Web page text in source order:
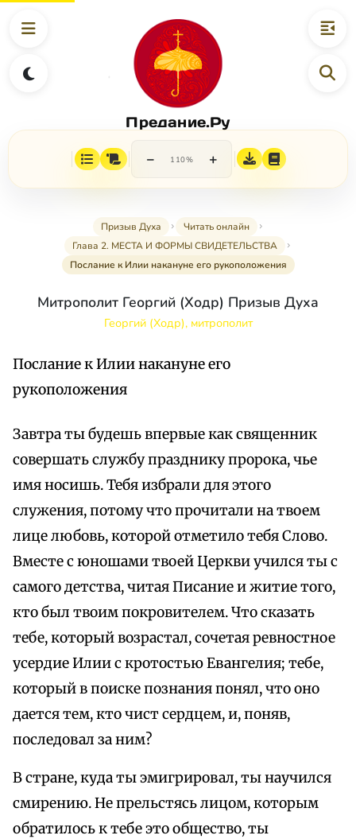
Предание.Ру
− 110% +
Призыв Духа
Читать онлайн
Глава 2. МЕСТА И ФОРМЫ СВИДЕТЕЛЬСТВА
Послание к Илии накануне его рукоположения
Митрополит Георгий (Ходр) Призыв Духа
Георгий (Ходр), митрополит
Послание к Илии накануне его
рукоположения
Завтра ты будешь впервые как священник
совершать службу празднику пророка, чье
имя носишь. Тебя избрали для этого
служения, потому что прочитали на твоем
лице любовь, которой отметило тебя Слово.
Вместе с юношами твоей Церкви учился ты с
самого детства, читая Писание и житие того,
кто был твоим покровителем. Что сказать
тебе, который возрастал, сочетая ревностное
усердие Илии с кротостью Евангелия; тебе,
который в поиске познания понял, что оно
дается тем, кто чист сердцем, и, поняв,
последовал за ним?
В стране, куда ты эмигрировал, ты научился
смирению. Не прельстясь лицом, которым
обратилось к тебе это общество, ты